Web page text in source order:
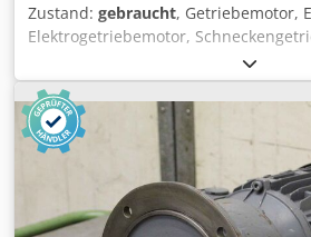
Zustand: gebraucht, Getriebemotor,
Elektrogetriebemotor,
Flachgetriebemotor -Zustand:
ungebraucht -Hersteller: SEW-
mit Bremse, Flachgetriebe Baureihe F
DRE132S4BE5/TF -Übersetzung: i=
U/min -Leistung: 4 kW -Schutzart:
165 mm Credpfx Ajt Uluteb Nof -
3x Motor vorhanden -Preis: pro Stück
660/350/H280 mm -Gewicht: 78 kg/St.